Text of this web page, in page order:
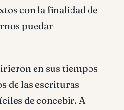
con la finalidad de
puedan
en sus tiempos
de las escrituras
de concebir. A